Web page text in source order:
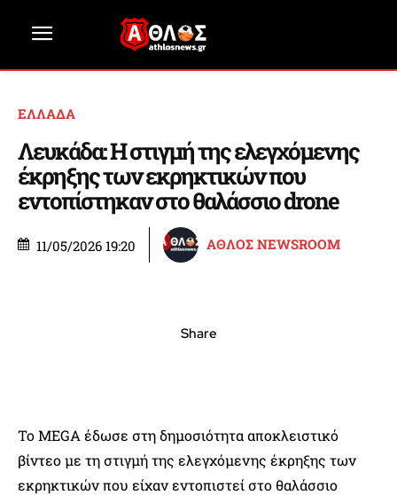
ΕΛΛΑΔΑ
Λευκάδα: Η στιγμή της ελεγχόμενης
έκρηξης των εκρηκτικών που
εντοπίστηκαν στο θαλάσσιο drone
11/05/2026 19:20 ΑΘΛΟΣ NEWSROOM
Share
Το MEGA έδωσε στη δημοσιότητα αποκλειστικό
βίντεο με τη στιγμή της ελεγχόμενης έκρηξης των
εκρηκτικών που είχαν εντοπιστεί στο θαλάσσιο